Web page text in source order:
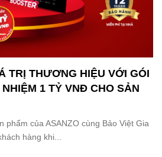
TRỊ THƯƠNG HIỆU VỚI GÓI
1 TỶ VNĐ CHO SẢN
phẩm của ASANZO cùng Bảo Việt Gia
hàng khi...